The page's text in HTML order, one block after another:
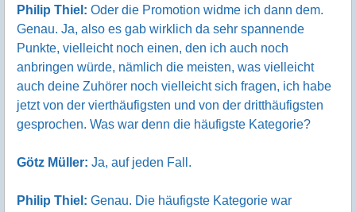
Philip Thiel: Oder die Promotion widme ich dann dem.
Genau. Ja, also es gab wirklich da sehr spannende
Punkte, vielleicht noch einen, den ich auch noch
anbringen würde, nämlich die meisten, was vielleicht
auch deine Zuhörer noch vielleicht sich fragen, ich habe
jetzt von der vierthäufigsten und von der dritthäufigsten
gesprochen. Was war denn die häufigste Kategorie?
Götz Müller: Ja, auf jeden Fall.
Philip Thiel: Genau. Die häufigste Kategorie war